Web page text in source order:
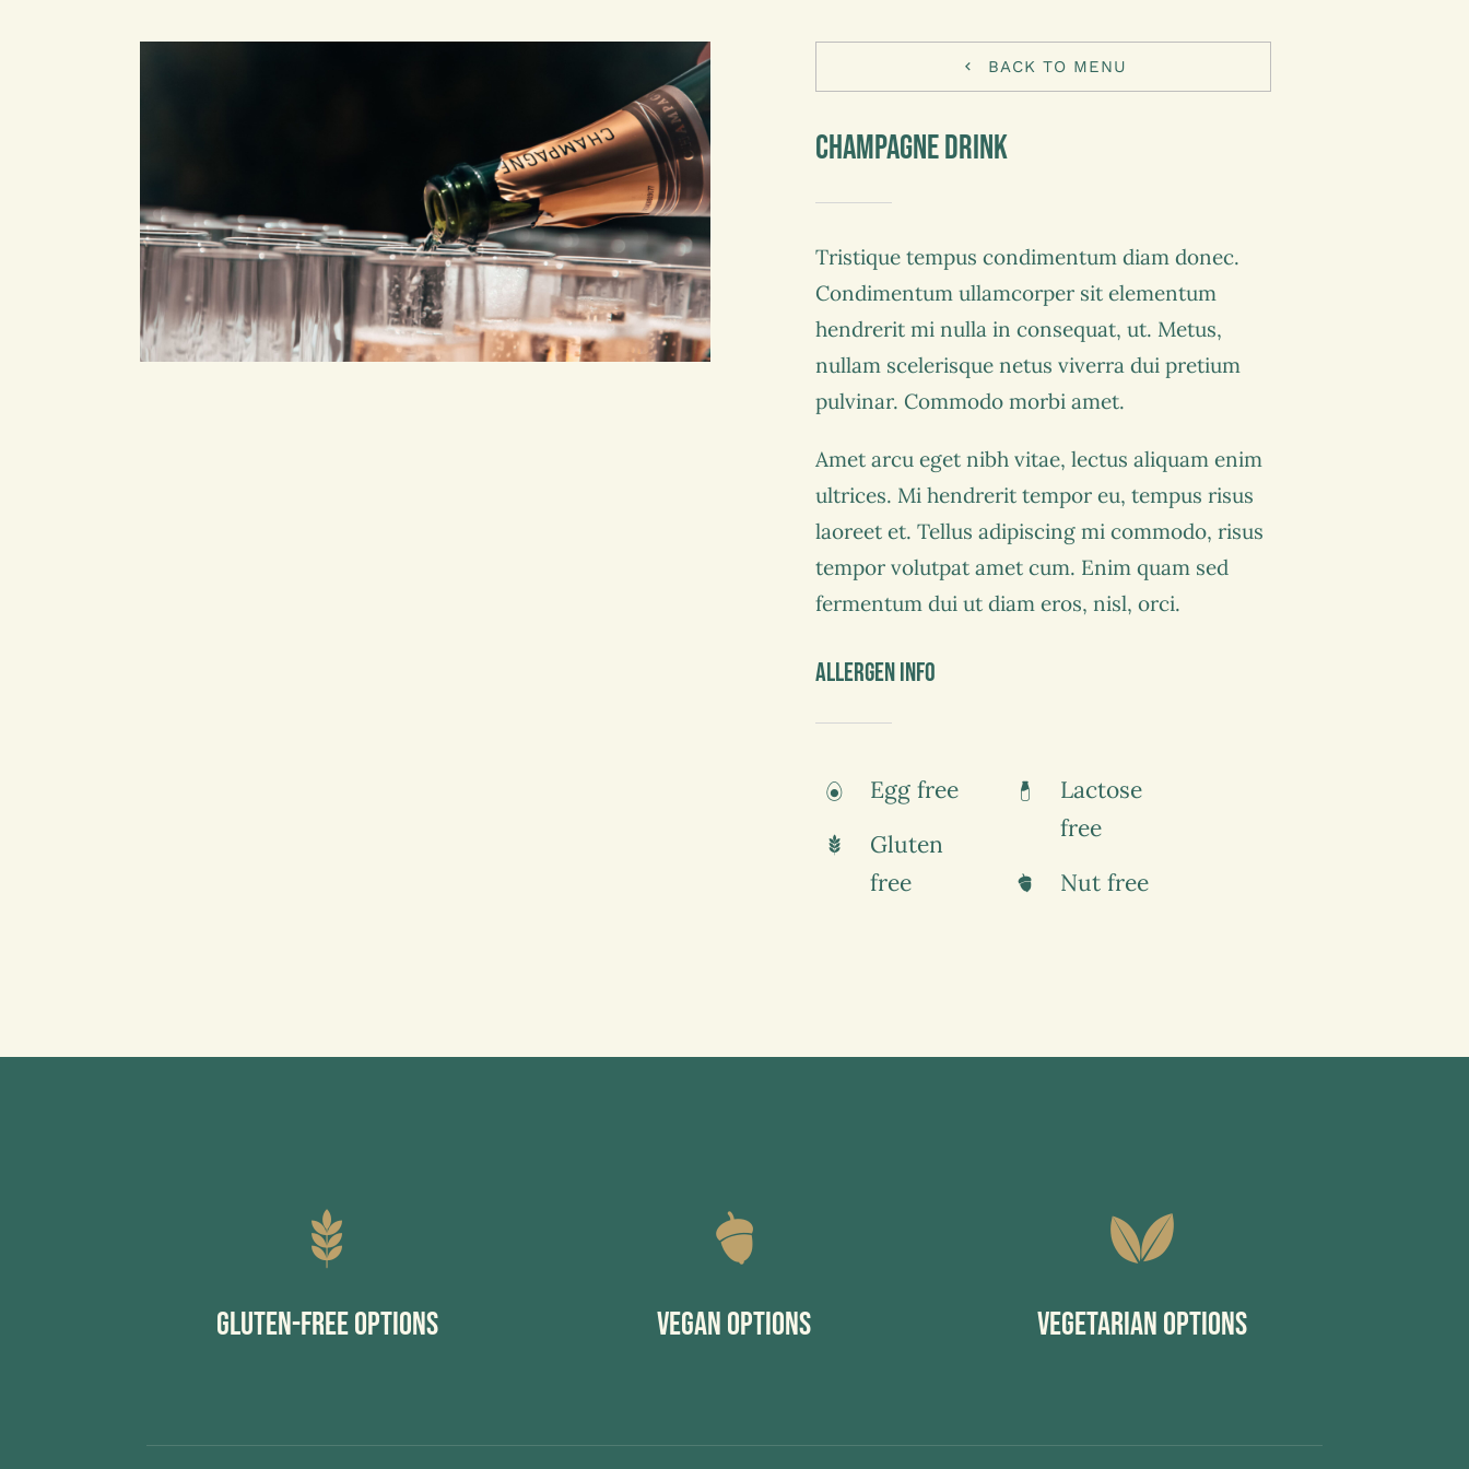
BACK TO MENU
Champagne Drink
Tristique tempus condimentum diam donec.
Condimentum ullamcorper sit elementum
hendrerit mi nulla in consequat, ut. Metus,
nullam scelerisque netus viverra dui pretium
pulvinar. Commodo morbi amet.
Amet arcu eget nibh vitae, lectus aliquam enim
ultrices. Mi hendrerit tempor eu, tempus risus
laoreet et. Tellus adipiscing mi commodo, risus
tempor volutpat amet cum. Enim quam sed
fermentum dui ut diam eros, nisl, orci.
Allergen Info
Egg free
Gluten
free
Lactose
free
Nut free
Gluten-Free Options Vegan Options Vegetarian Options